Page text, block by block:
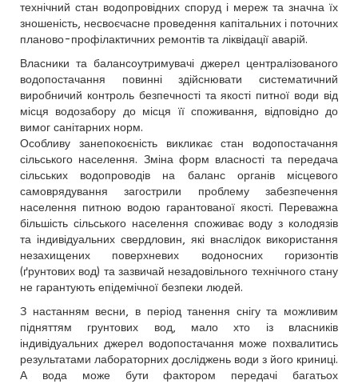
технічний стан водопровідних споруд і мереж та значна їх
зношеність, несвоєчасне проведення капітальних і поточних
планово-профілактичних ремонтів та ліквідації аварій.
Власники та балансоутримувачі джерел централізованого
водопостачання повинні здійснювати систематичний
виробничий контроль безпечності та якості питної води від
місця водозабору до місця її споживання, відповідно до
вимог санітарних норм.
Особливу занепокоєність викликає стан водопостачання
сільського населення. Зміна форм власності та передача
сільських водопроводів на баланс органів місцевого
самоврядування загострили проблему забезпечення
населення питною водою гарантованої якості. Переважна
більшість сільського населення споживає воду з колодязів
та індивідуальних свердловин, які внаслідок використання
незахищених поверхневих водоносних горизонтів
(ґрунтових вод) та зазвичай незадовільного технічного стану
не гарантують епідемічної безпеки людей.
З настанням весни, в період танення снігу та можливим
підняттям грунтових вод, мало хто із власників
індивідуальних джерел водопостачання може похвалитись
результатами лабораторних досліджень води з його криниці.
А вода може бути фактором передачі багатьох